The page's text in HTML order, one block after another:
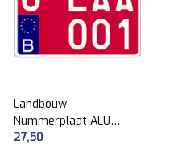
Landbouw
Nummerplaat ALU
(Moto België)
27,50